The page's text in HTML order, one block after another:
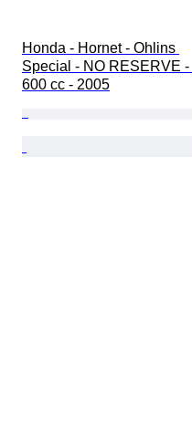
Honda - Hornet - Ohlins
Special - NO RESERVE -
600 cc - 2005